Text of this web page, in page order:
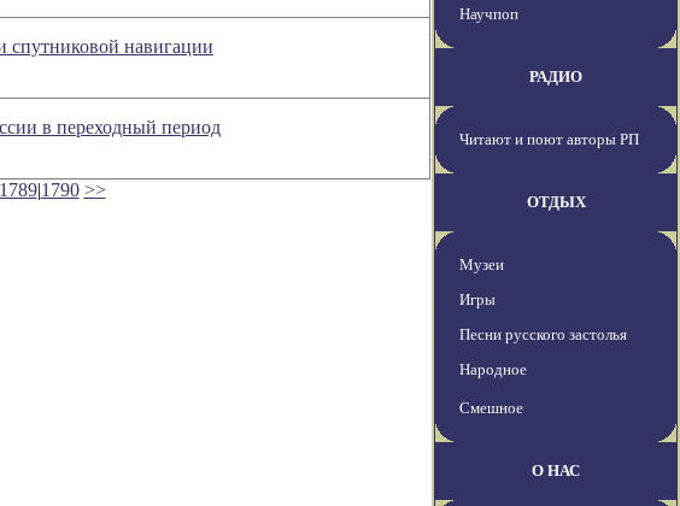
спутниковой навигации
в переходный период
1789|1790 >>
Научпоп
РАДИО
Читают и поют авторы РП
ОТДЫХ
Музеи
Игры
Песни русского застолья
Народное
Смешное
О НАС